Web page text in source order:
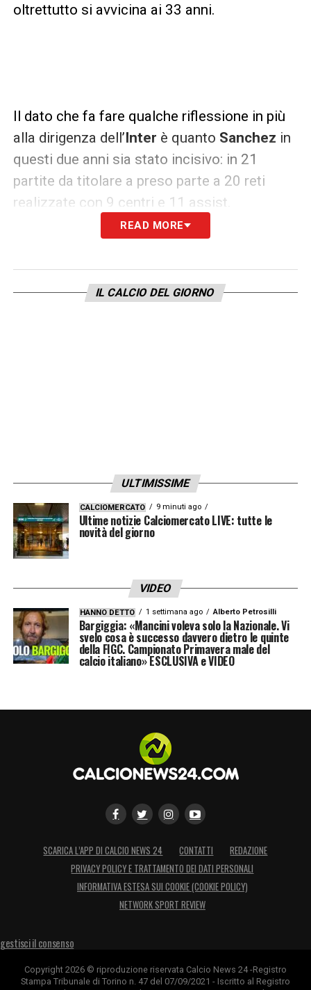
oltrettutto si avvicina ai 33 anni.
Il dato che fa fare qualche riflessione in più
alla dirigenza dell’Inter è quanto Sanchez in
questi due anni sia stato incisivo: in 21
partite da titolare a preso parte a 20 reti
realizzate con 9 centri e 11 assist.
READ MORE
IL CALCIO DEL GIORNO
ULTIMISSIME
CALCIOMERCATO 9 minuti ago
Ultime notizie Calciomercato LIVE: tutte le
novità del giorno
VIDEO
HANNO DETTO 1 settimana ago Alberto Petrosilli
Bargiggia: «Mancini voleva solo la Nazionale. Vi
svelo cosa è successo davvero dietro le quinte
della FIGC. Campionato Primavera male del
calcio italiano» ESCLUSIVA e VIDEO
SCARICA L’APP DI CALCIO NEWS 24 CONTATTI
REDAZIONE
PRIVACY POLICY E TRATTAMENTO DEI DATI PERSONALI
INFORMATIVA ESTESA SUI COOKIE (COOKIE POLICY)
NETWORK SPORT REVIEW
gestisci il consenso
Copyright 2026 © riproduzione riservata Calcio News 24 -Registro
Stampa Tribunale di Torino n. 47 del 07/09/2021 - Iscritto al Registro